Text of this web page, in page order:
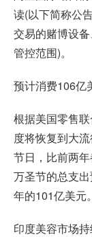
读(以下简称公
交易的赌博设
管控范围)。
预计消费106亿
根据美国零售
度将恢复到大
节日，比前两
万圣节的总支
年的101亿美元。
印度美容市场